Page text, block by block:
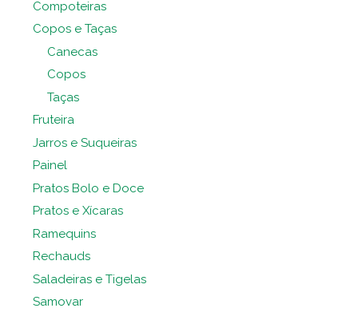
Compoteiras
Copos e Taças
Canecas
Copos
Taças
Fruteira
Jarros e Suqueiras
Painel
Pratos Bolo e Doce
Pratos e Xícaras
Ramequins
Rechauds
Saladeiras e Tigelas
Samovar